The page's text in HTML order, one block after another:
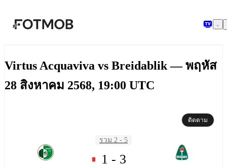
ข้ามไปยังเนื้อหาหลัก
Virtus Acquaviva vs Breidablik — พฤหัส
28 สิงหาคม 2568, 19:00 UTC
ติดตาม
รวม 2 - 5
1 - 3